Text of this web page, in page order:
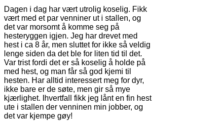
Dagen i dag har vært utrolig koselig. Fikk
vært med et par venniner ut i stallen, og
det var morsomt å komme seg på
hesteryggen igjen. Jeg har drevet med
hest i ca 8 år, men sluttet for ikke så veldig
lenge siden da det ble for liten tid til det.
Var trist fordi det er så koselig å holde på
med hest, og man får så god kjemi til
hesten. Har alltid interessert meg for dyr,
ikke bare er de søte, men gir så mye
kjærlighet. Ihvertfall fikk jeg lånt en fin hest
ute i stallen der venninen min jobber, og
det var kjempe gøy!